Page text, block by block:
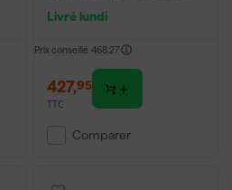
Livré lundi
Prix conseillé 468,27
427,95
TTC
Comparer